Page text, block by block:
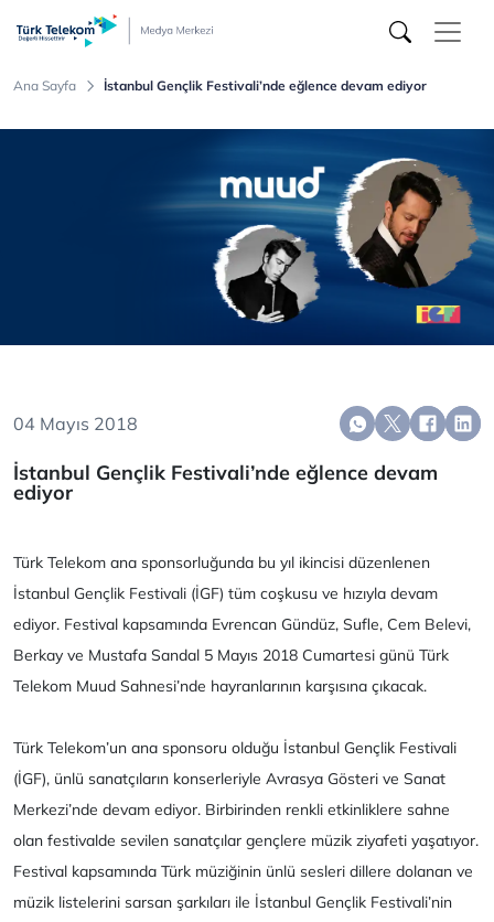
Telekom
Medya
Ana Sayfa İstanbul Gençlik Festivali’nde eğlence devam ediyor
04 Mayıs 2018
İstanbul Gençlik Festivali’nde eğlence devam
ediyor
Türk Telekom ana sponsorluğunda bu yıl ikincisi düzenlenen
İstanbul Gençlik Festivali (İGF) tüm coşkusu ve hızıyla devam
ediyor. Festival kapsamında Evrencan Gündüz, Sufle, Cem Belevi,
Berkay ve Mustafa Sandal 5 Mayıs 2018 Cumartesi günü Türk
Telekom Muud Sahnesi’nde hayranlarının karşısına çıkacak.
Türk Telekom’un ana sponsoru olduğu İstanbul Gençlik Festivali
(İGF), ünlü sanatçıların konserleriyle Avrasya Gösteri ve Sanat
Merkezi’nde devam ediyor. Birbirinden renkli etkinliklere sahne
olan festivalde sevilen sanatçılar gençlere müzik ziyafeti yaşatıyor.
Festival kapsamında Türk müziğinin ünlü sesleri dillere dolanan ve
müzik listelerini sarsan şarkıları ile İstanbul Gençlik Festivali’nin